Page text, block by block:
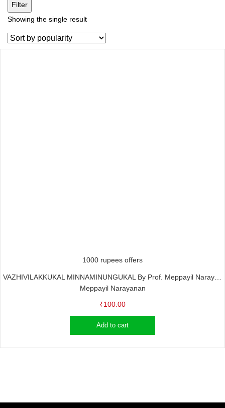
Filter
Showing the single result
1000 rupees offers
Meppayil Narayanan
₹100.00
Add to cart